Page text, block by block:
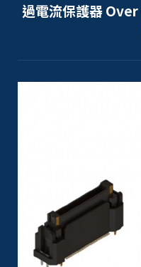
過電流保護器